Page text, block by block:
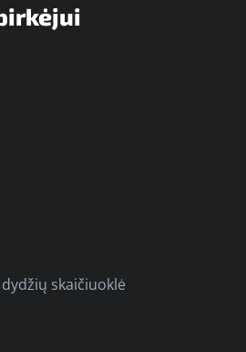
skaičiuoklė